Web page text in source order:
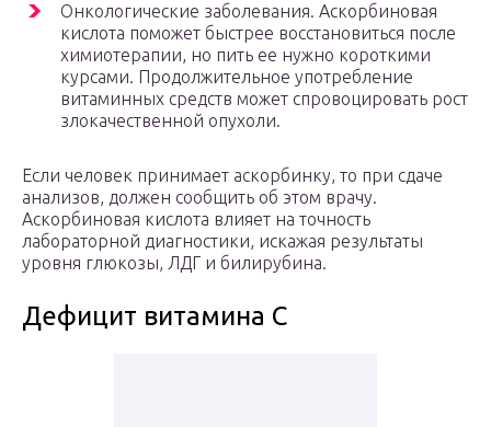
Онкологические заболевания. Аскорбиновая
кислота поможет быстрее восстановиться после
химиотерапии, но пить ее нужно короткими
курсами. Продолжительное употребление
витаминных средств может спровоцировать рост
злокачественной опухоли.
Если человек принимает аскорбинку, то при сдаче
анализов, должен сообщить об этом врачу.
Аскорбиновая кислота влияет на точность
лабораторной диагностики, искажая результаты
уровня глюкозы, ЛДГ и билирубина.
Дефицит витамина С